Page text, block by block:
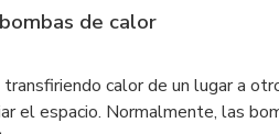
de calor
calor de un lugar a
el espacio. Normalmente, las